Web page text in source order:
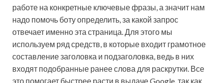
работе на конкретные ключевые фразы, а значит нам
надо помочь боту определить, за какой запрос
отвечает именно эта страница. Для этого мы
используем ряд средств, в которые входит грамотное
составление заголовка и подзаголовка, ведь в них
входят подобранные ранее слова для раскрутки. Все
это помогает быстрее расти в выдаче Google, так как